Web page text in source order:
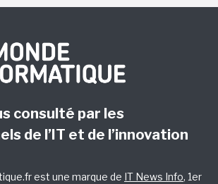
consulté par les
de l’IT et de l’innovation
est une marque de IT News Info, 1er